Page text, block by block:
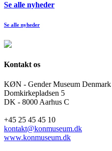
Se alle nyheder
Se alle nyheder
Kontakt os
KØN - Gender Museum Denmark
Domkirkepladsen 5
DK - 8000 Aarhus C
+45 25 45 45 10
kontakt@konmuseum.dk
www.konmuseum.dk